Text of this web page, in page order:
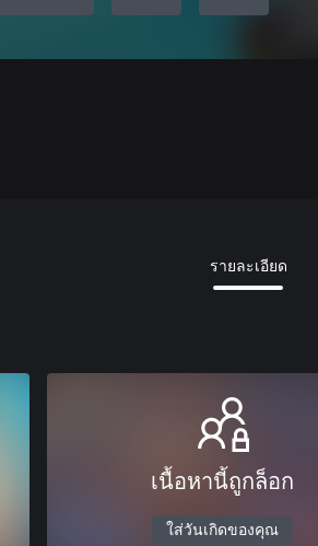
รายละเอียด
เนื้อหานี้ถูกล็อก
ใส่วันเกิดของคุณ